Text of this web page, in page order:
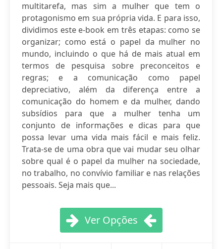
multitarefa, mas sim a mulher que tem o
protagonismo em sua própria vida. E para isso,
dividimos este e-book em três etapas: como se
organizar; como está o papel da mulher no
mundo, incluindo o que há de mais atual em
termos de pesquisa sobre preconceitos e
regras; e a comunicação como papel
depreciativo, além da diferença entre a
comunicação do homem e da mulher, dando
subsídios para que a mulher tenha um
conjunto de informações e dicas para que
possa levar uma vida mais fácil e mais feliz.
Trata-se de uma obra que vai mudar seu olhar
sobre qual é o papel da mulher na sociedade,
no trabalho, no convívio familiar e nas relações
pessoais. Seja mais que...
Ver Opções